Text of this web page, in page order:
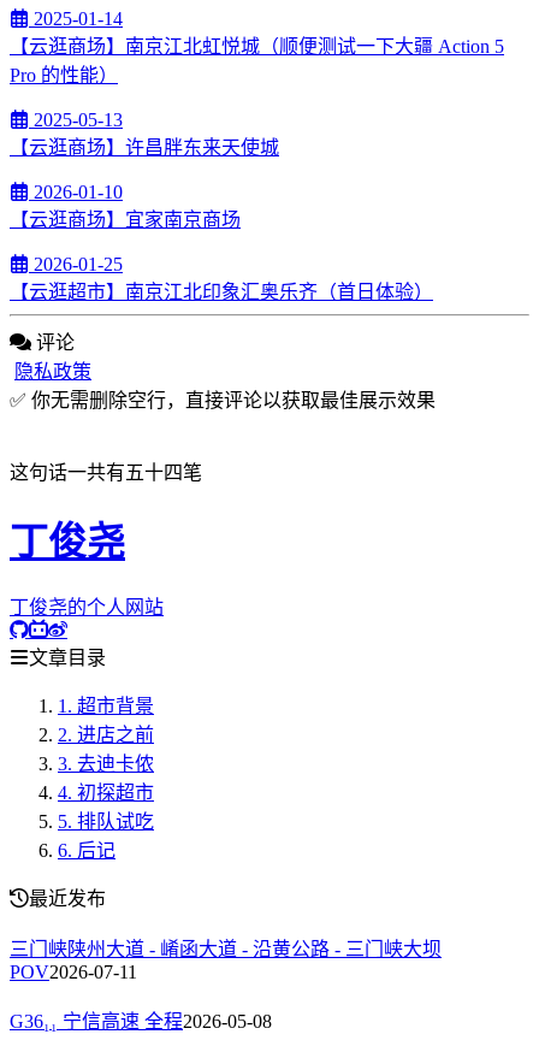
2025-01-14
【云逛商场】南京江北虹悦城（顺便测试一下大疆 Action 5
Pro 的性能）
2025-05-13
【云逛商场】许昌胖东来天使城
2026-01-10
【云逛商场】宜家南京商场
2026-01-25
【云逛超市】南京江北印象汇奥乐齐（首日体验）
评论
隐私政策
✅ 你无需删除空行，直接评论以获取最佳展示效果
这句话一共有五十四笔
丁俊尧
丁俊尧的个人网站
文章目录
1. 超市背景
2. 进店之前
3. 去迪卡侬
4. 初探超市
5. 排队试吃
6. 后记
最近发布
三门峡陕州大道 - 崤函大道 - 沿黄公路 - 三门峡大坝
POV2026-07-11
G36₁₁ 宁信高速 全程2026-05-08